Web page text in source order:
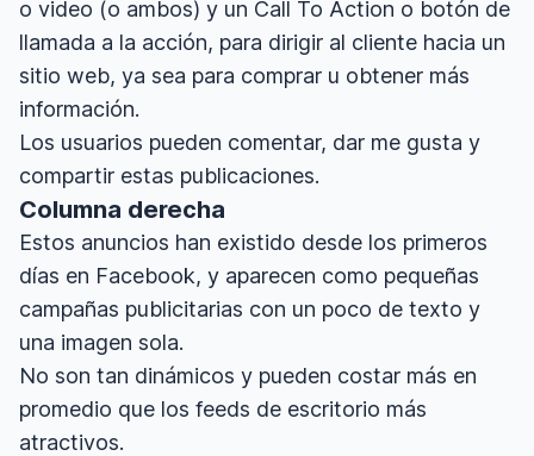
o video (o ambos) y un Call To Action o botón de
llamada a la acción, para dirigir al cliente hacia un
sitio web, ya sea para comprar u obtener más
información.
Los usuarios pueden comentar, dar me gusta y
compartir estas publicaciones.
Columna derecha
Estos anuncios han existido desde los primeros
días en Facebook, y aparecen como pequeñas
campañas publicitarias con un poco de texto y
una imagen sola.
No son tan dinámicos y pueden costar más en
promedio que los feeds de escritorio más
atractivos.